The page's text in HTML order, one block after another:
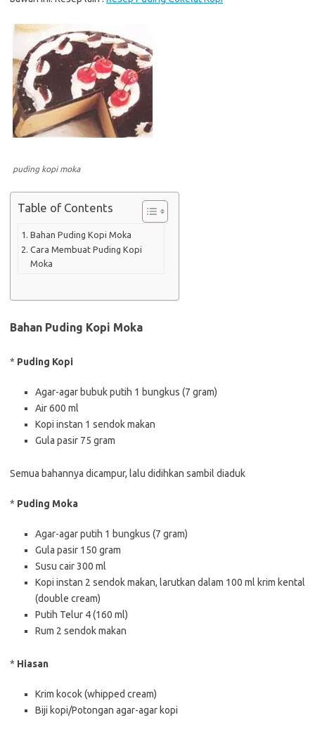
puding kopi moka
Table of Contents
Bahan Puding Kopi Moka
Cara Membuat Puding Kopi
Moka
Bahan Puding Kopi Moka
* Puding Kopi
Agar-agar bubuk putih 1 bungkus (7 gram)
Air 600 ml
Kopi instan 1 sendok makan
Gula pasir 75 gram
Semua bahannya dicampur, lalu didihkan sambil diaduk
* Puding Moka
Agar-agar putih 1 bungkus (7 gram)
Gula pasir 150 gram
Susu cair 300 ml
Kopi instan 2 sendok makan, larutkan dalam 100 ml krim kental
(double cream)
Putih Telur 4 (160 ml)
Rum 2 sendok makan
* Hiasan
Krim kocok (whipped cream)
Biji kopi/Potongan agar-agar kopi